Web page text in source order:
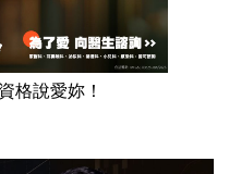
格說愛妳！